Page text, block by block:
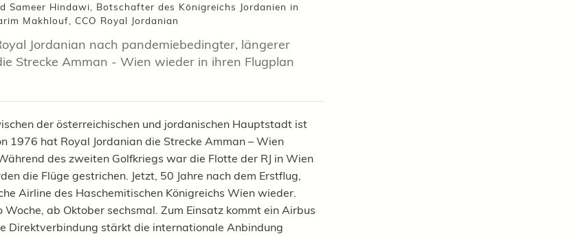
Sameer Hindawi, Botschafter des Königreichs Jordanien in
Makhlouf, CCO Royal Jordanian
Jordanian nach pandemiebedingter, längerer
Strecke Amman - Wien wieder in ihren Flugplan
der österreichischen und jordanischen Hauptstadt ist
1976 hat Royal Jordanian die Strecke Amman – Wien
des zweiten Golfkriegs war die Flotte der RJ in Wien
die Flüge gestrichen. Jetzt, 50 Jahre nach dem Erstflug,
Airline des Haschemitischen Königreichs Wien wieder.
ab Oktober sechsmal. Zum Einsatz kommt ein Airbus
Direktverbindung stärkt die internationale Anbindung